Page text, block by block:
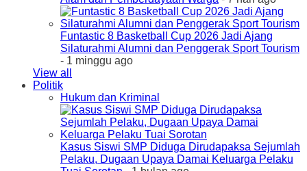
Funtastic 8 Basketball Cup 2026 Jadi Ajang
Silaturahmi Alumni dan Penggerak Sport Tourism
- 1 minggu ago
View all
Politik
Hukum dan Kriminal
Kasus Siswi SMP Diduga Dirudapaksa Sejumlah
Pelaku, Dugaan Upaya Damai Keluarga Pelaku